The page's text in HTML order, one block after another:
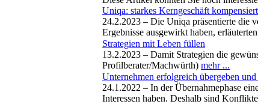
Uniqa: starkes Kerngeschäft
24.2.2023 – Die Uniqa präsentierte die
Ergebnisse ausgewirkt haben,
Strategien mit Leben füllen
13.2.2023 – Damit Strategien die
Profilberater/Machwürth) mehr ...
Unternehmen erfolgreich übergeben und
24.1.2022 – In der Übernahmephase
Interessen haben. Deshalb sind